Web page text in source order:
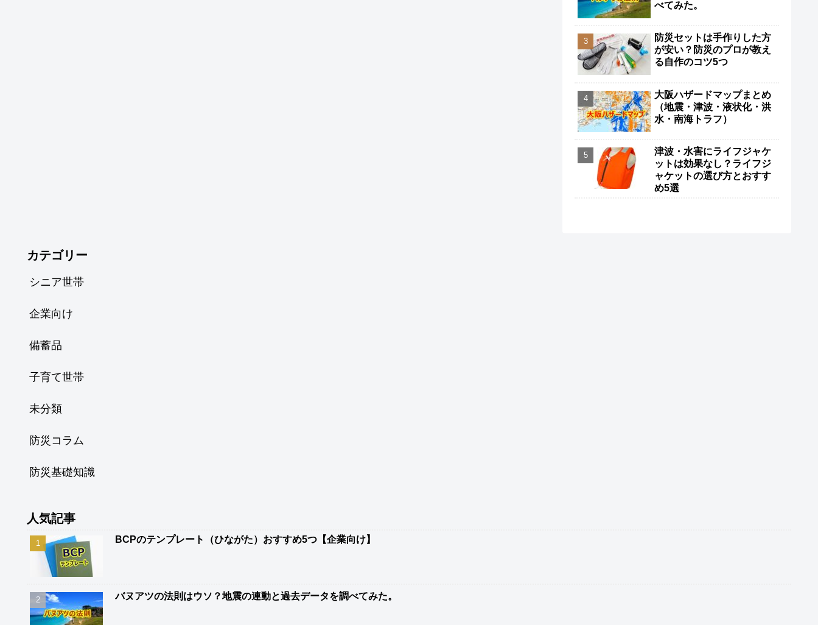
べてみた。
防災セットは手作りした方
が安い？防災のプロが教え
る自作のコツ5つ
大阪ハザードマップまとめ
（地震・津波・液状化・洪
水・南海トラフ）
津波・水害にライフジャケ
ットは効果なし？ライフジ
ャケットの選び方とおすす
め5選
カテゴリー
シニア世帯
企業向け
備蓄品
子育て世帯
未分類
防災コラム
防災基礎知識
人気記事
BCPのテンプレート（ひながた）おすすめ5つ【企業向け】
バヌアツの法則はウソ？地震の連動と過去データを調べてみた。